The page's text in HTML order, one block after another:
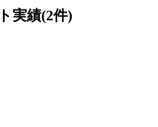
実績(2件)